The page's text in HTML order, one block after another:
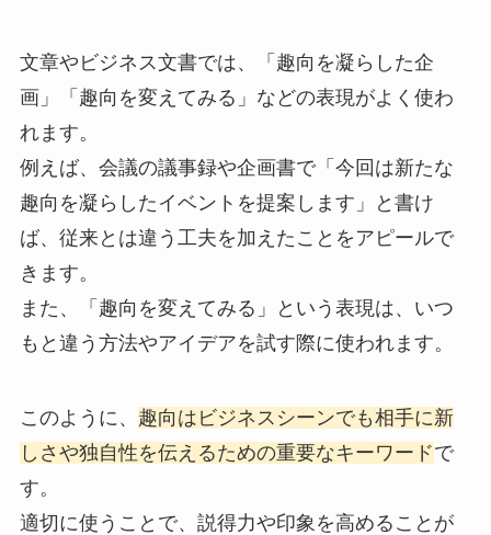
文章やビジネス文書では、「趣向を凝らした企
画」「趣向を変えてみる」などの表現がよく使わ
れます。
例えば、会議の議事録や企画書で「今回は新たな
趣向を凝らしたイベントを提案します」と書け
ば、従来とは違う工夫を加えたことをアピールで
きます。
また、「趣向を変えてみる」という表現は、いつ
もと違う方法やアイデアを試す際に使われます。
このように、 趣向はビジネスシーンでも相手に新
しさや独自性を伝えるための重要なキーワードで
す。
適切に使うことで、説得力や印象を高めることが